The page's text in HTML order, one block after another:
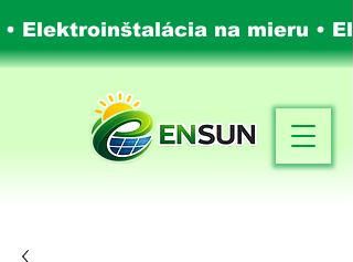
Elektroinštalácia na mieru •